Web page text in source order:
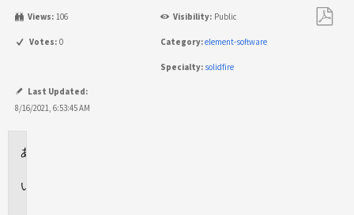
Views: 106 Visibility: Public
Votes: 0 Category:element-software
Specialty: solidfire
Last Updated:
8/16/2021, 6:53:45 AM